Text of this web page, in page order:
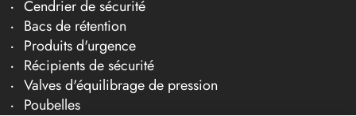
Cendrier de sécurité
Bacs de rétention
Produits d'urgence
Récipients de sécurité
Valves d'équilibrage de pression
Poubelles